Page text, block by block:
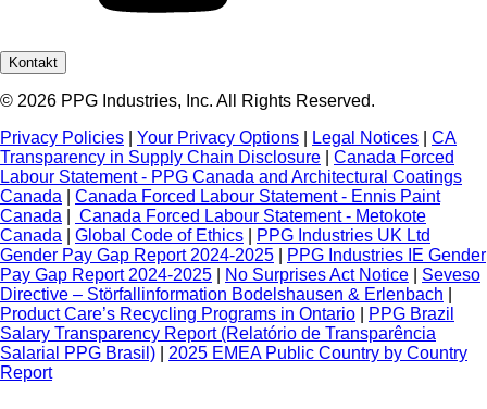
Kontakt
© 2026 PPG Industries, Inc. All Rights Reserved.
Privacy Policies
Your Privacy Options Legal Notices
CA
Transparency in Supply Chain Disclosure
Canada Forced
Labour Statement - PPG Canada and Architectural Coatings
Canada
Canada Forced Labour Statement - Ennis Paint
Canada
Canada Forced Labour Statement - Metokote
Canada
Global Code of Ethics
PPG Industries UK Ltd
Gender Pay Gap Report 2024-2025
PPG Industries IE Gender
Pay Gap Report 2024-2025
No Surprises Act Notice
Seveso
Directive – Störfallinformation Bodelshausen & Erlenbach
Product Care’s Recycling Programs in Ontario
PPG Brazil
Salary Transparency Report (Relatório de Transparência
Salarial PPG Brasil)
2025 EMEA Public Country by Country
Report